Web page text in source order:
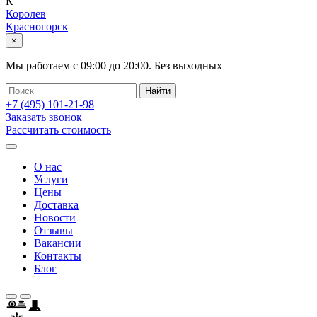
Королев
Красногорск
×
Мы работаем с 09:00 до 20:00. Без выходных
+7 (495) 101-21-98
Заказать звонок
Рассчитать стоимость
О нас
Услуги
Цены
Доставка
Новости
Отзывы
Вакансии
Контакты
Блог